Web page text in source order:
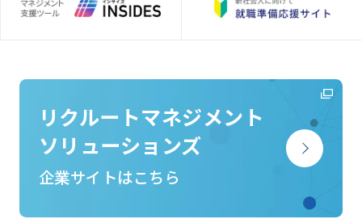
リクルートマネジメント
ソリューションズ
企業サイトはこちら